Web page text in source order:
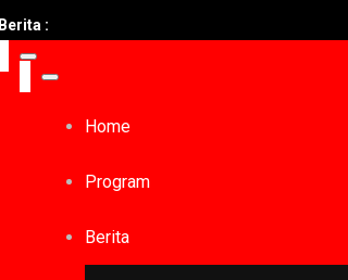
Berita :
Home
Program
Berita